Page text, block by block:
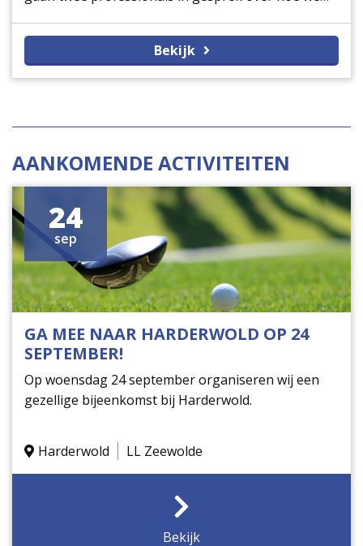
leven en meer te bewegen.
Bekijk
AANKOMENDE ACTIVITEITEN
24
sep
GA MEE NAAR HARDERWOLD OP 24
SEPTEMBER!
Op woensdag 24 september organiseren wij een
gezellige bijeenkomst bij Harderwold.
Harderwold LL Zeewolde
Bekijk